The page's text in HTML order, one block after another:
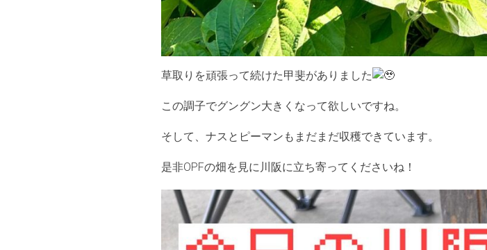
草取りを頑張って続けた甲斐がありました
この調子でグングン大きくなって欲しいですね。
そして、ナスとピーマンもまだまだ収穫できています。
是非OPFの畑を見に川阪に立ち寄ってくださいね！